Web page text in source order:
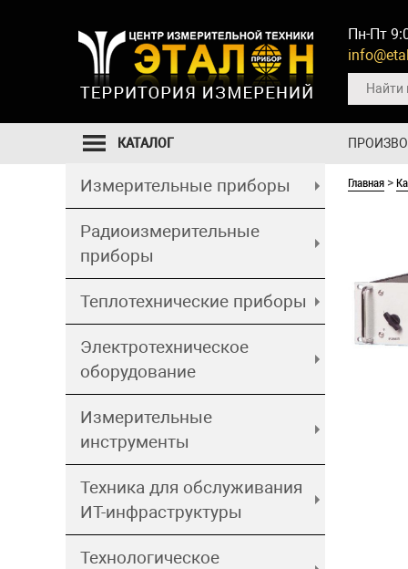
Пн-Пт
КАТАЛОГ
Измерительные приборы
Радиоизмерительные
приборы
Теплотехнические приборы
Электротехническое
оборудование
Измерительные
инструменты
Техника для обслуживания
ИТ-инфраструктуры
Технологическое
Главная >